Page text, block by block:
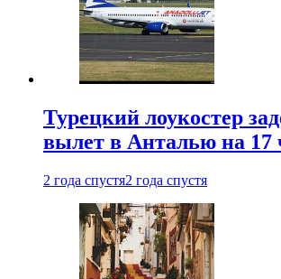
Турецкий лоукостер
вылет в Анталью на 17
2 года спустя2 года спустя